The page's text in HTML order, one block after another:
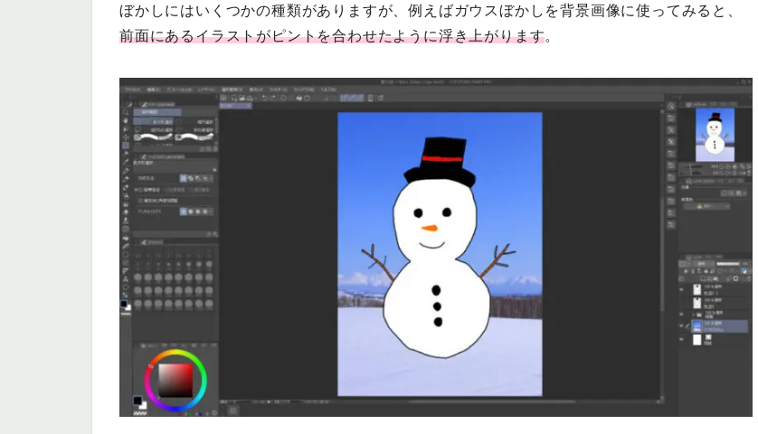
ぼかしにはいくつかの種類がありますが、例えばガウスぼかしを背景画像に使ってみると、
前面にあるイラストがピントを合わせたように浮き上がります。